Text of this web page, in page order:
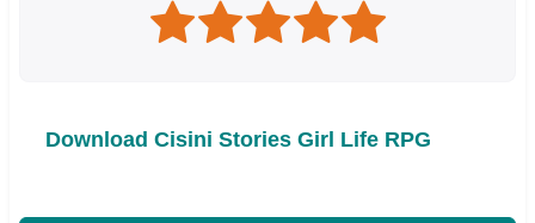
Download Cisini Stories Girl Life RPG